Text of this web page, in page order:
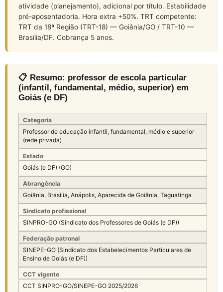
atividade (planejamento), adicional por título. Estabilidade
pré-aposentadoria. Hora extra +50%. TRT competente:
TRT da 18ª Região (TRT-18) — Goiânia/GO / TRT-10 —
Brasília/DF. Cobrança 5 anos.
📋 Resumo: professor de escola particular
(infantil, fundamental, médio, superior) em
Goiás (e DF)
Categoria
Professor de educação infantil, fundamental, médio e superior
(rede privada)
Estado
Goiás (e DF) (GO)
Abrangência
Goiânia, Brasília, Anápolis, Aparecida de Goiânia, Taguatinga
Sindicato profissional
SINPRO-GO (Sindicato dos Professores de Goiás (e DF))
Federação patronal
SINEPE-GO (Sindicato dos Estabelecimentos Particulares de
Ensino de Goiás (e DF))
CCT vigente
CCT SINPRO-GO/SINEPE-GO 2025/2026